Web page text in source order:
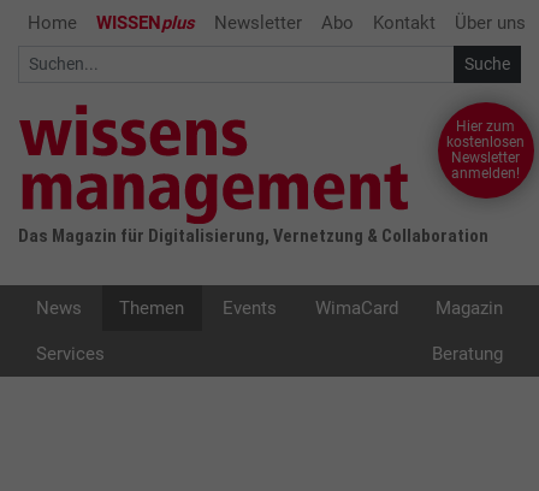
Home WISSENplus Newsletter Abo Kontakt Über uns
Das Magazin für Digitalisierung, Vernetzung & Collaboration
Hier zum
kostenlosen
Newsletter
anmelden!
News Themen Events WimaCard Magazin
Services Beratung